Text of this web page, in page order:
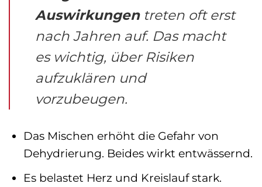
Auswirkungentreten oft erst
nach Jahren auf. Das macht
es wichtig, über Risiken
aufzuklären und
vorzubeugen.
Das Mischen erhöht die Gefahr von
Dehydrierung. Beides wirkt entwässernd.
Es belastet Herz und Kreislauf stark.